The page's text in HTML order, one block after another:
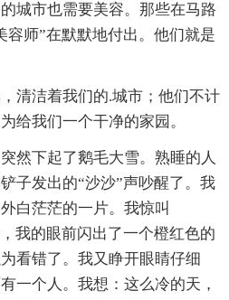
市也需要美容。那些在马路
容师”在默默地付出。他们就是
洁着我们的.城市；他们不计
给我们一个干净的家园。
下起了鹅毛大雪。熟睡的人
子发出的“沙沙”声吵醒了。我
白茫茫的一片。我惊叫
我的眼前闪出了一个橙红色的
看错了。我又睁开眼睛仔细
一个人。我想：这么冷的天，